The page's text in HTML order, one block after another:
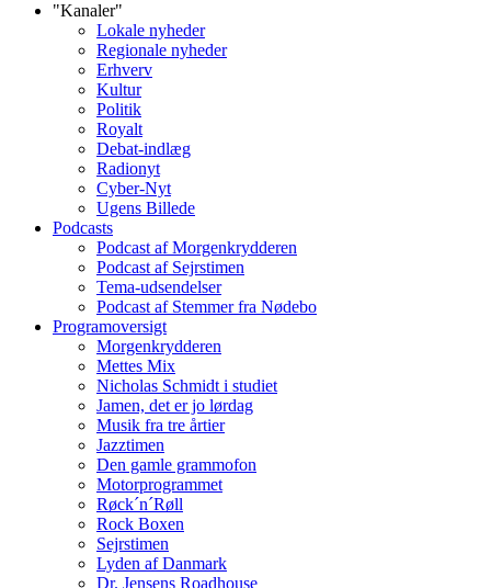
"Kanaler"
Lokale nyheder
Regionale nyheder
Erhverv
Kultur
Politik
Royalt
Debat-indlæg
Radionyt
Cyber-Nyt
Ugens Billede
Podcasts
Podcast af Morgenkrydderen
Podcast af Sejrstimen
Tema-udsendelser
Podcast af Stemmer fra Nødebo
Programoversigt
Morgenkrydderen
Mettes Mix
Nicholas Schmidt i studiet
Jamen, det er jo lørdag
Musik fra tre årtier
Jazztimen
Den gamle grammofon
Motorprogrammet
Røck´n´Røll
Rock Boxen
Sejrstimen
Lyden af Danmark
Dr. Jensens Roadhouse